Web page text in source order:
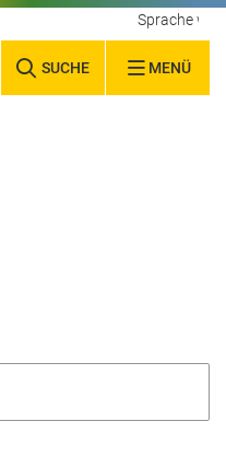
SUCHE MENÜ
Sprache